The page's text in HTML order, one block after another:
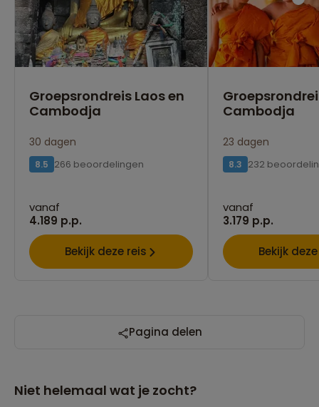
Groepsrondreis Laos en
Cambodja
30 dagen
8.5 266 beoordelingen
vanaf
4.189 p.p.
Bekijk deze reis
Cambodja
23 dagen
8.3 232
vanaf
3.179 p.p.
Bekijk
Pagina delen
Niet helemaal wat je zocht?